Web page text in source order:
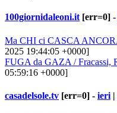
100giornidaleoni.it[err=0] -
Ma CHI ci CASCA
2025 19:44:05 +0000]
FUGA da GAZA / Fracassi,
05:59:16 +0000]
casadelsole.tv [err=0] - ieri |